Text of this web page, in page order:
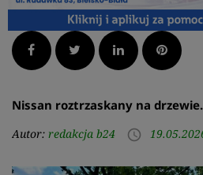
Facebook Twitter LinkedIn
Nissan roztrzaskany na
Autor: redakcja b24 access_time